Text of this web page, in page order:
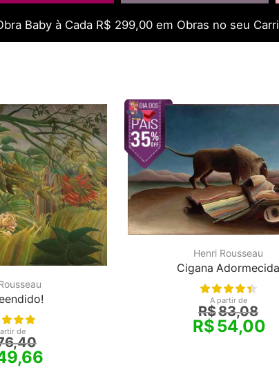
Baby à Cada R$ 299,00 em Obras no seu
de
Henri Rousseau
Cigana Adormecida
A partir de
R$83,08
R$54,00